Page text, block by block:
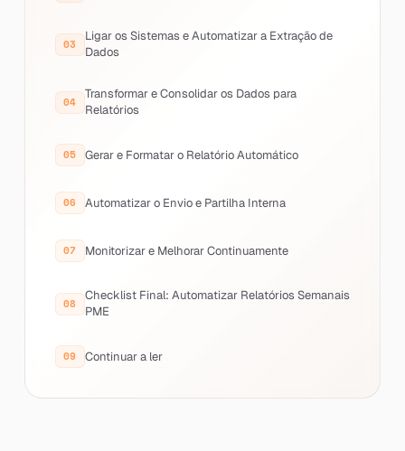
Ligar os Sistemas e Automatizar a Extração de
Dados
Transformar e Consolidar os Dados para
Relatórios
Gerar e Formatar o Relatório Automático
Automatizar o Envio e Partilha Interna
Monitorizar e Melhorar Continuamente
Checklist Final: Automatizar Relatórios Semanais
PME
Continuar a ler